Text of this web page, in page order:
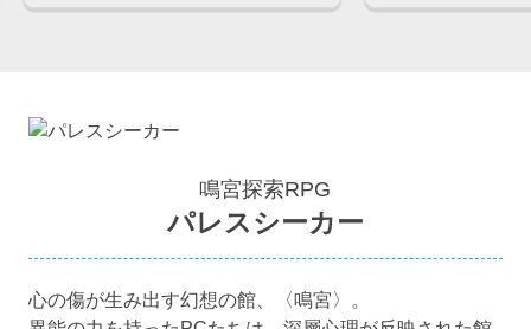
鳴宮探索RPG
パレスシーカー
心の傷が生み出す幻想の館、〈鳴宮〉。